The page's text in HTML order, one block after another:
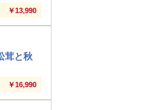
￥13,990
茸と秋
￥16,990